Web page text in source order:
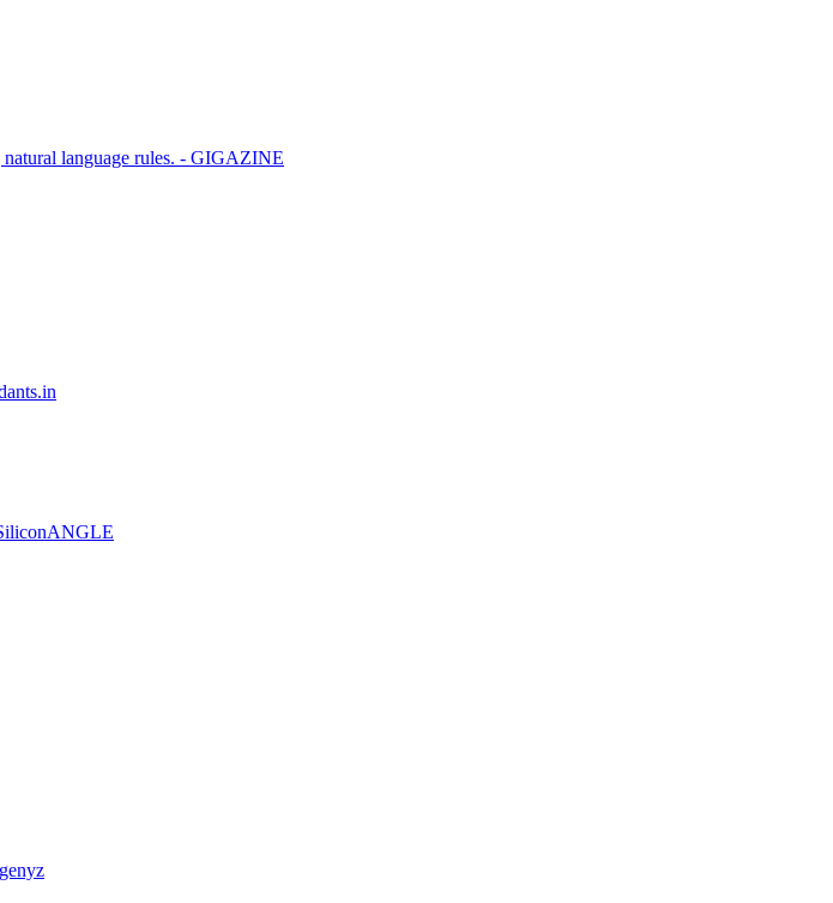
natural language rules. - GIGAZINE